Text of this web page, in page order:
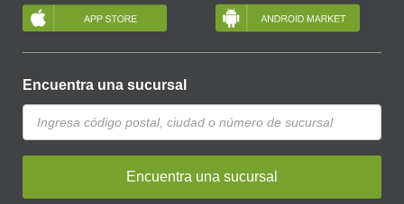
Encuentra una sucursal
Encuentra una sucursal